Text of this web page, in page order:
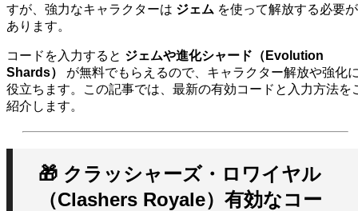
すが、強力なキャラクターは ジェム を使って解放する必要が
あります。
コードを入力すると ジェムや進化シャード（Evolution
Shards）
が無料でもらえるので、キャラクター解放や強化
役立ちます。この記事では、最新の有効コードと入力方法を
紹介します。
🎁 クラッシャーズ・ロワイヤル
（Clashers Royale）有効なコー